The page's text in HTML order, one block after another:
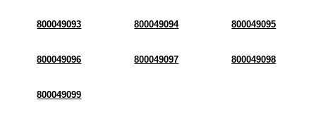
800049093 800049094 800049095
800049096 800049097 800049098
800049099